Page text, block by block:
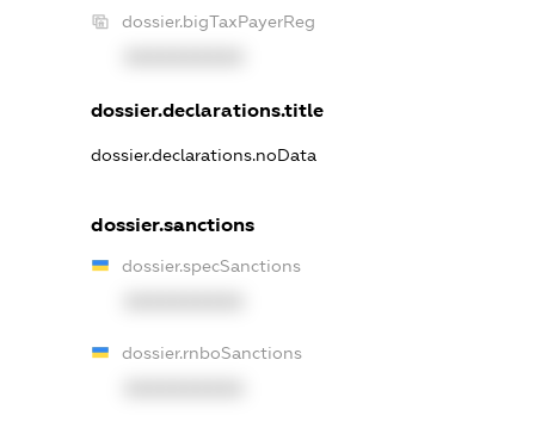
dossier.bigTaxPayerReg
dossier.declarations.title
dossier.declarations.noData
dossier.sanctions
dossier.specSanctions
dossier.rnboSanctions